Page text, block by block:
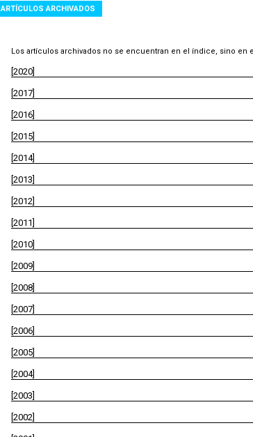
ARTÍCULOS ARCHIVADOS
Los artículos archivados no se encuentran en el índice, sino
[2020]
[2017]
[2016]
[2015]
[2014]
[2013]
[2012]
[2011]
[2010]
[2009]
[2008]
[2007]
[2006]
[2005]
[2004]
[2003]
[2002]